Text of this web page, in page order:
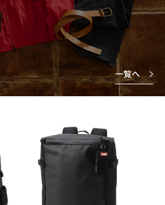
一覧へ